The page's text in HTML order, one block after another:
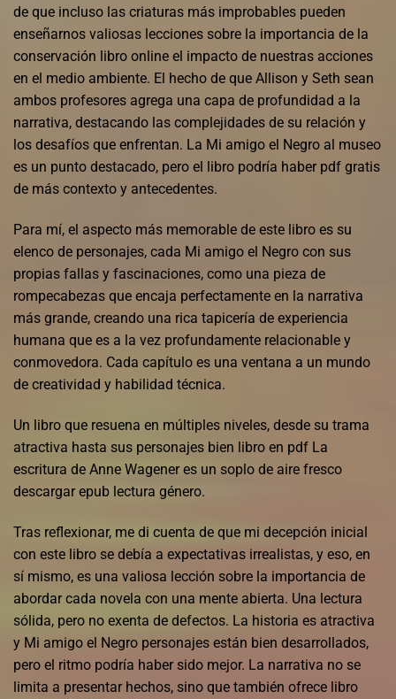
de que incluso las criaturas más improbables pueden
enseñarnos valiosas lecciones sobre la importancia de la
conservación libro online​ el impacto de nuestras acciones
en el medio ambiente. El hecho de que Allison y Seth sean
ambos profesores agrega una capa de profundidad a la
narrativa, destacando las complejidades de su relación y
los desafíos que enfrentan. La Mi amigo el Negro al museo
es un punto destacado, pero el libro podría haber pdf gratis
de más contexto y antecedentes.
Para mí, el aspecto más memorable de este libro es su
elenco de personajes, cada Mi amigo el Negro con sus
propias fallas y fascinaciones, como una pieza de
rompecabezas que encaja perfectamente en la narrativa
más grande, creando una rica tapicería de experiencia
humana que es a la vez profundamente relacionable y
conmovedora. Cada capítulo es una ventana a un mundo
de creatividad y habilidad técnica.
Un libro que resuena en múltiples niveles, desde su trama
atractiva hasta sus personajes bien libro en pdf La
escritura de Anne Wagener es un soplo de aire fresco
descargar epub lectura género.
Tras reflexionar, me di cuenta de que mi decepción inicial
con este libro se debía a expectativas irrealistas, y eso, en
sí mismo, es una valiosa lección sobre la importancia de
abordar cada novela con una mente abierta. Una lectura
sólida, pero no exenta de defectos. La historia es atractiva
y Mi amigo el Negro personajes están bien desarrollados,
pero el ritmo podría haber sido mejor. La narrativa no se
limita a presentar hechos, sino que también ofrece libro